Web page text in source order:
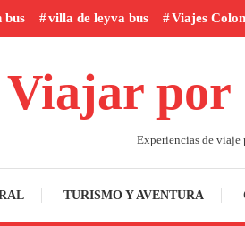
bus villa de leyva bus Viajes
Viajar por
Experiencias de
TURISMO Y AVENTURA